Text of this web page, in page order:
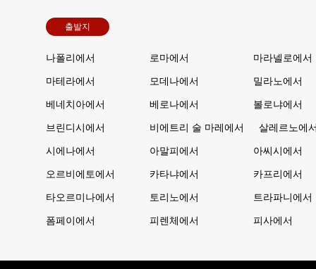
출발지
나폴리에서 로마에서 마라넬로에서
마테라에서 모데나에서 밀라노에서
베네치아에서 베로나에서 볼로냐에서
브린디시에서 비에트리 술 마레에서 살레르노에
시에나에서 아말피에서 아씨시에서
오르비에토에서 카타냐에서 카프리에서
타오르미나에서 토리노에서 트라파니에서
폼페이에서 피렌체에서 피사에서